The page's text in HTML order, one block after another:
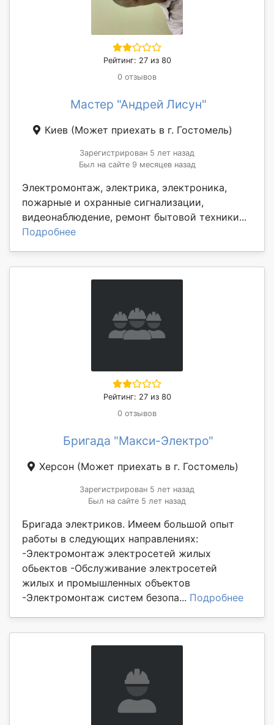
Рейтинг: 27 из 80
0 отзывов
Мастер "Андрей Лисун"
Киев (Может приехать в г. Гостомель)
Зарегистрирован 5 лет назад
Был на сайте 9 месяцев назад
Электромонтаж, электрика, электроника,
пожарные и охранные сигнализации,
видеонаблюдение, ремонт бытовой техники...
Подробнее
Рейтинг: 27 из 80
0 отзывов
Бригада "Макси-Электро"
Херсон (Может приехать в г. Гостомель)
Зарегистрирован 5 лет назад
Был на сайте 5 лет назад
Бригада электриков. Имеем большой опыт
работы в следующих направлениях:
-Электромонтаж электросетей жилых
обьектов -Обслуживание электросетей
жилых и промышленных объектов
-Электромонтаж систем безопа... Подробнее